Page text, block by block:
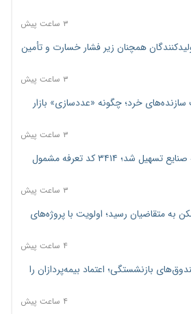
۳ ساعت پیش
همچنان زیر فشار خسارت و تأمین
۳ ساعت پیش
خرد؛ چگونه «عددسازی» بازار
۳ ساعت پیش
مسیر تأمین مواد اولیه صنایع تسهیل شد؛ ۳۴۱۴ کد تعرفه مشمول
۳ ساعت پیش
به متقاضیان رسید؛ اولویت با پروژه‌های
۴ ساعت پیش
بازنشستگی؛ اعتماد بیمه‌پردازان را
۴ ساعت پیش